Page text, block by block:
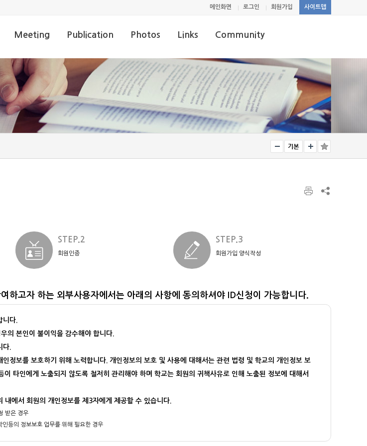
메인화면 로그인 회원가입 사이트맵
Meeting
Meeting
Publication
Publication
Photos
Photos
Links
Links
Community
Notice
Free board
STEP.2
회원인증
STEP.3
회원가입 양식작성
하고자 하는 외부사용자에서는 아래의 사항에 동의하셔야 ID신청이 가능합니다.
다.
의 본인이 불이익을 감수해야 합니다.
다.
정보를 보호하기 위해 노력합니다. 개인정보의 보호 및 사용에 대해서는 관련 법령 및 학교의 개인정보 보
이 타인에게 노출되지 않도록 철저히 관리해야 하며 학교는 회원의 귀책사유로 인해 노출된 정보에 대해서
에서 회원의 개인정보를 제3자에게 제공할 수 있습니다.
받은 경우
등의 정보보호 업무를 위해 필요한 경우